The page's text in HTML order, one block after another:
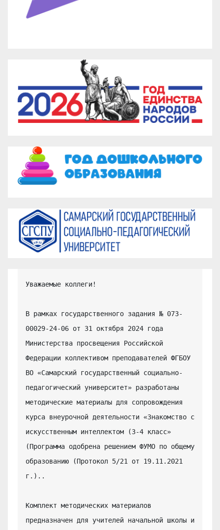
Уважаемые коллеги!
В рамках государственного задания № 073-
00029-24-06 от 31 октября 2024 года
Министерства просвещения Российской
Федерации коллективом преподавателей ФГБОУ
ВО «Самарский государственный социально-
педагогический университет» разработаны
методические материалы для сопровождения
курса внеурочной деятельности «Знакомство с
искусственным интеллектом (3-4 класс»
(Программа одобрена решением ФУМО по общему
образованию (Протокол 5/21 от 19.11.2021
г.)..
Комплект методических материалов
предназначен для учителей начальной школы и